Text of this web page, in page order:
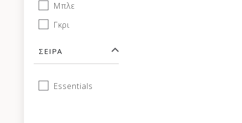
Μπλε
Γκρι
ΣΕΙΡΆ
Essentials